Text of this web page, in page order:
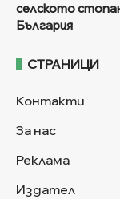
селското
България
СТРАНИЦИ
Контакти
За нас
Реклама
Издател